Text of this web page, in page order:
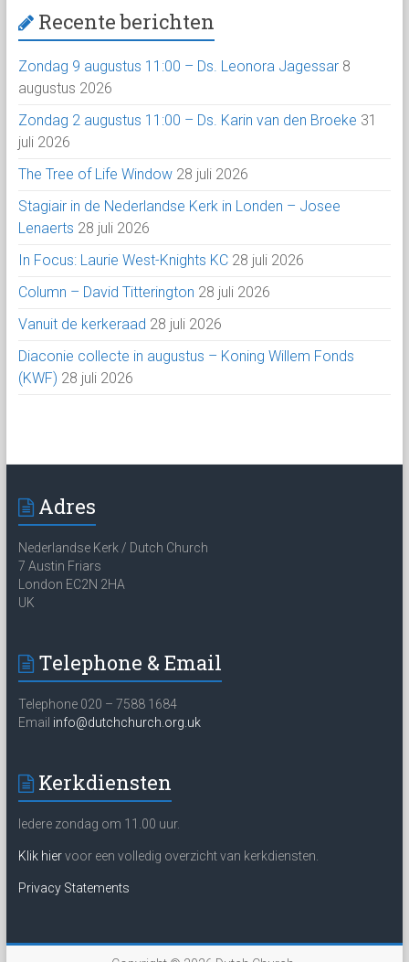
Recente berichten
Zondag 9 augustus 11:00 – Ds. Leonora Jagessar 8
augustus 2026
Zondag 2 augustus 11:00 – Ds. Karin van den Broeke 31
juli 2026
The Tree of Life Window 28 juli 2026
Stagiair in de Nederlandse Kerk in Londen – Josee
Lenaerts 28 juli 2026
In Focus: Laurie West-Knights KC 28 juli 2026
Column – David Titterington 28 juli 2026
Vanuit de kerkeraad 28 juli 2026
Diaconie collecte in augustus – Koning Willem Fonds
(KWF) 28 juli 2026
Adres
Nederlandse Kerk / Dutch Church
7 Austin Friars
London EC2N 2HA
UK
Telephone & Email
Telephone 020 – 7588 1684
Email info@dutchchurch.org.uk
Kerkdiensten
Iedere zondag om 11.00 uur.
Klik hiervoor een volledig overzicht van kerkdiensten.
Privacy Statements